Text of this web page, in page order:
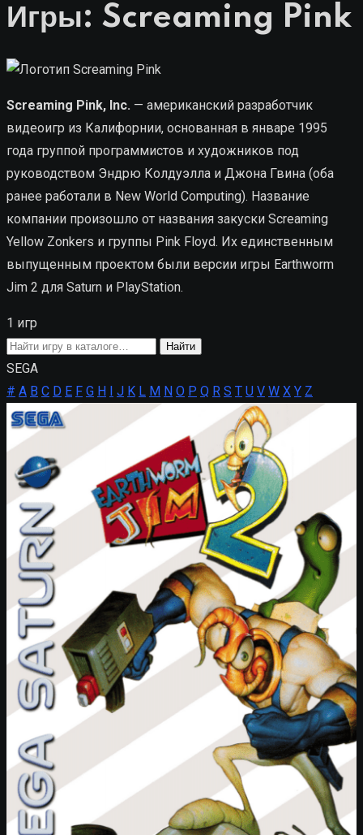
Игры: Screaming Pink
Screaming Pink, Inc. — американский разработчик
видеоигр из Калифорнии, основанная в январе 1995
года группой программистов и художников под
руководством Эндрю Колдуэлла и Джона Гвина (оба
ранее работали в New World Computing). Название
компании произошло от названия закуски Screaming
Yellow Zonkers и группы Pink Floyd. Их единственным
выпущенным проектом были версии игры Earthworm
Jim 2 для Saturn и PlayStation.
1 игр
Поиск
игры
Найти
SEGA
# A B C D E F G H I J K L M N O P Q R S T U V W X Y Z